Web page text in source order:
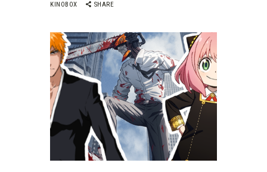
KINOBOX
SHARE